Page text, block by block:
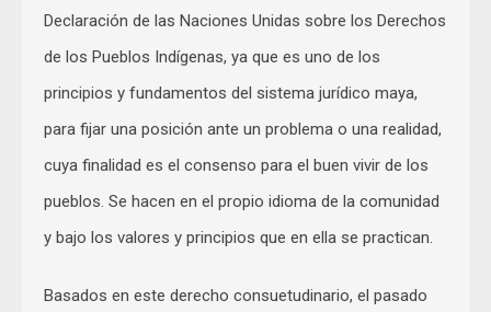
Declaración de las Naciones Unidas sobre los Derechos
de los Pueblos Indígenas, ya que es uno de los
principios y fundamentos del sistema jurídico maya,
para fijar una posición ante un problema o una realidad,
cuya finalidad es el consenso para el buen vivir de los
pueblos. Se hacen en el propio idioma de la comunidad
y bajo los valores y principios que en ella se practican.
Basados en este derecho consuetudinario, el pasado